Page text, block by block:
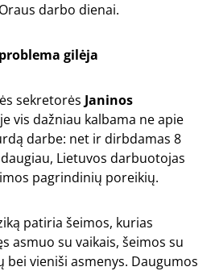
darbo dienai.
gilėja
sekretorės Janinos
vis dažniau kalbama ne apie
darbe: net ir dirbdamas 8
Lietuvos darbuotojas
pagrindinių poreikių.
patiria šeimos, kurias
asmuo su vaikais, šeimos su
vieniši asmenys. Daugumos